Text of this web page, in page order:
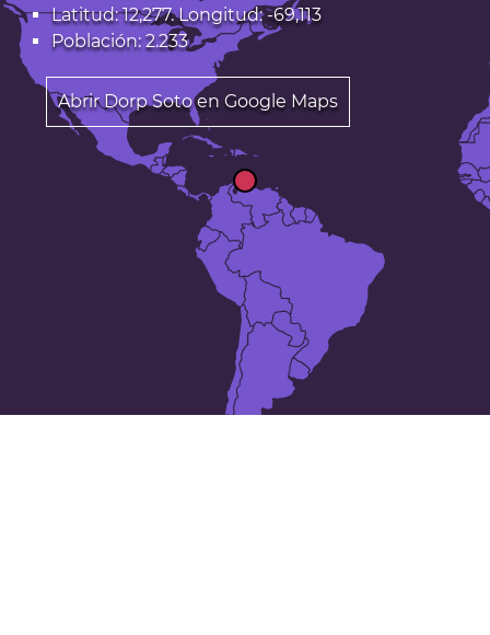
Latitud: 12,277. Longitud: -69,113
Población: 2.233
Abrir Dorp Soto en Google Maps